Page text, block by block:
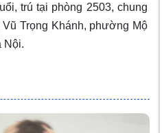
trú tại phòng 2503, chung
Trọng Khánh, phường Mộ
Nội.